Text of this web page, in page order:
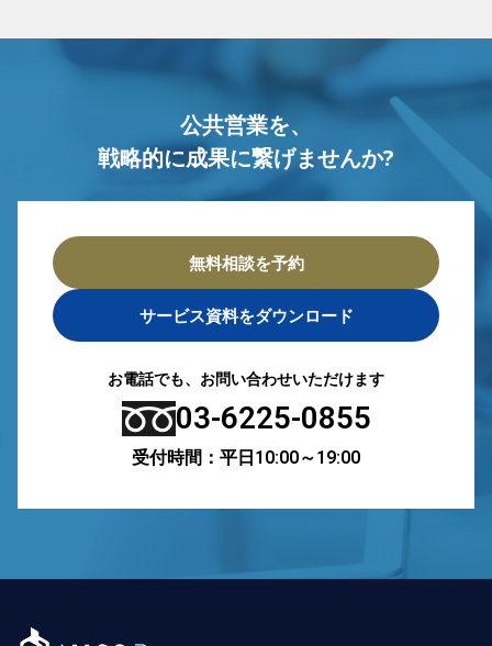
公共営業を、
戦略的に成果に繋げませんか?
無料相談を予約
サービス資料をダウンロード
お電話でも、お問い合わせいただけます
03-6225-0855
受付時間：平日10:00～19:00